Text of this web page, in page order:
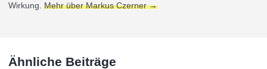
Wirkung. Mehr über Markus Czerner →
Ähnliche Beiträge